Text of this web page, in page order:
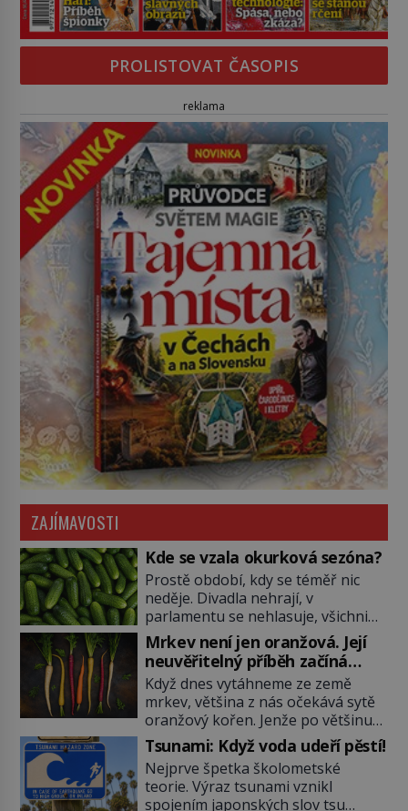
PROLISTOVAT ČASOPIS
reklama
ZAJÍMAVOSTI
Kde se vzala okurková sezóna?
Prostě období, kdy se téměř nic
neděje. Divadla nehrají, v
parlamentu se nehlasuje, všichni
jsou na dovolené a média tak
nemají o čem mluvit a psát. A
vymýšlejí si proto témata, které
nikoho nezajímají. Proč je však ona
letní doba spojovaná zrovna s
okurkami? Okurkovou sezónu
známe už od poloviny 19. století,
ovšem jako Češi […]
Mrkev není jen oranžová. Její
neuvěřitelný příběh začíná
fialovou barvou
Když dnes vytáhneme ze země
mrkev, většina z nás očekává sytě
oranžový kořen. Jenže po většinu
své historie je mrkev všechno
možné, jen ne oranžová. Je fialová,
žlutá, bílá, někdy dokonce téměř
černá. Až díky stovkám let
Tsunami: Když voda udeří pěstí!
Nejprve špetka školometské
teorie. Výraz tsunami vznikl
spojením japonských slov tsu